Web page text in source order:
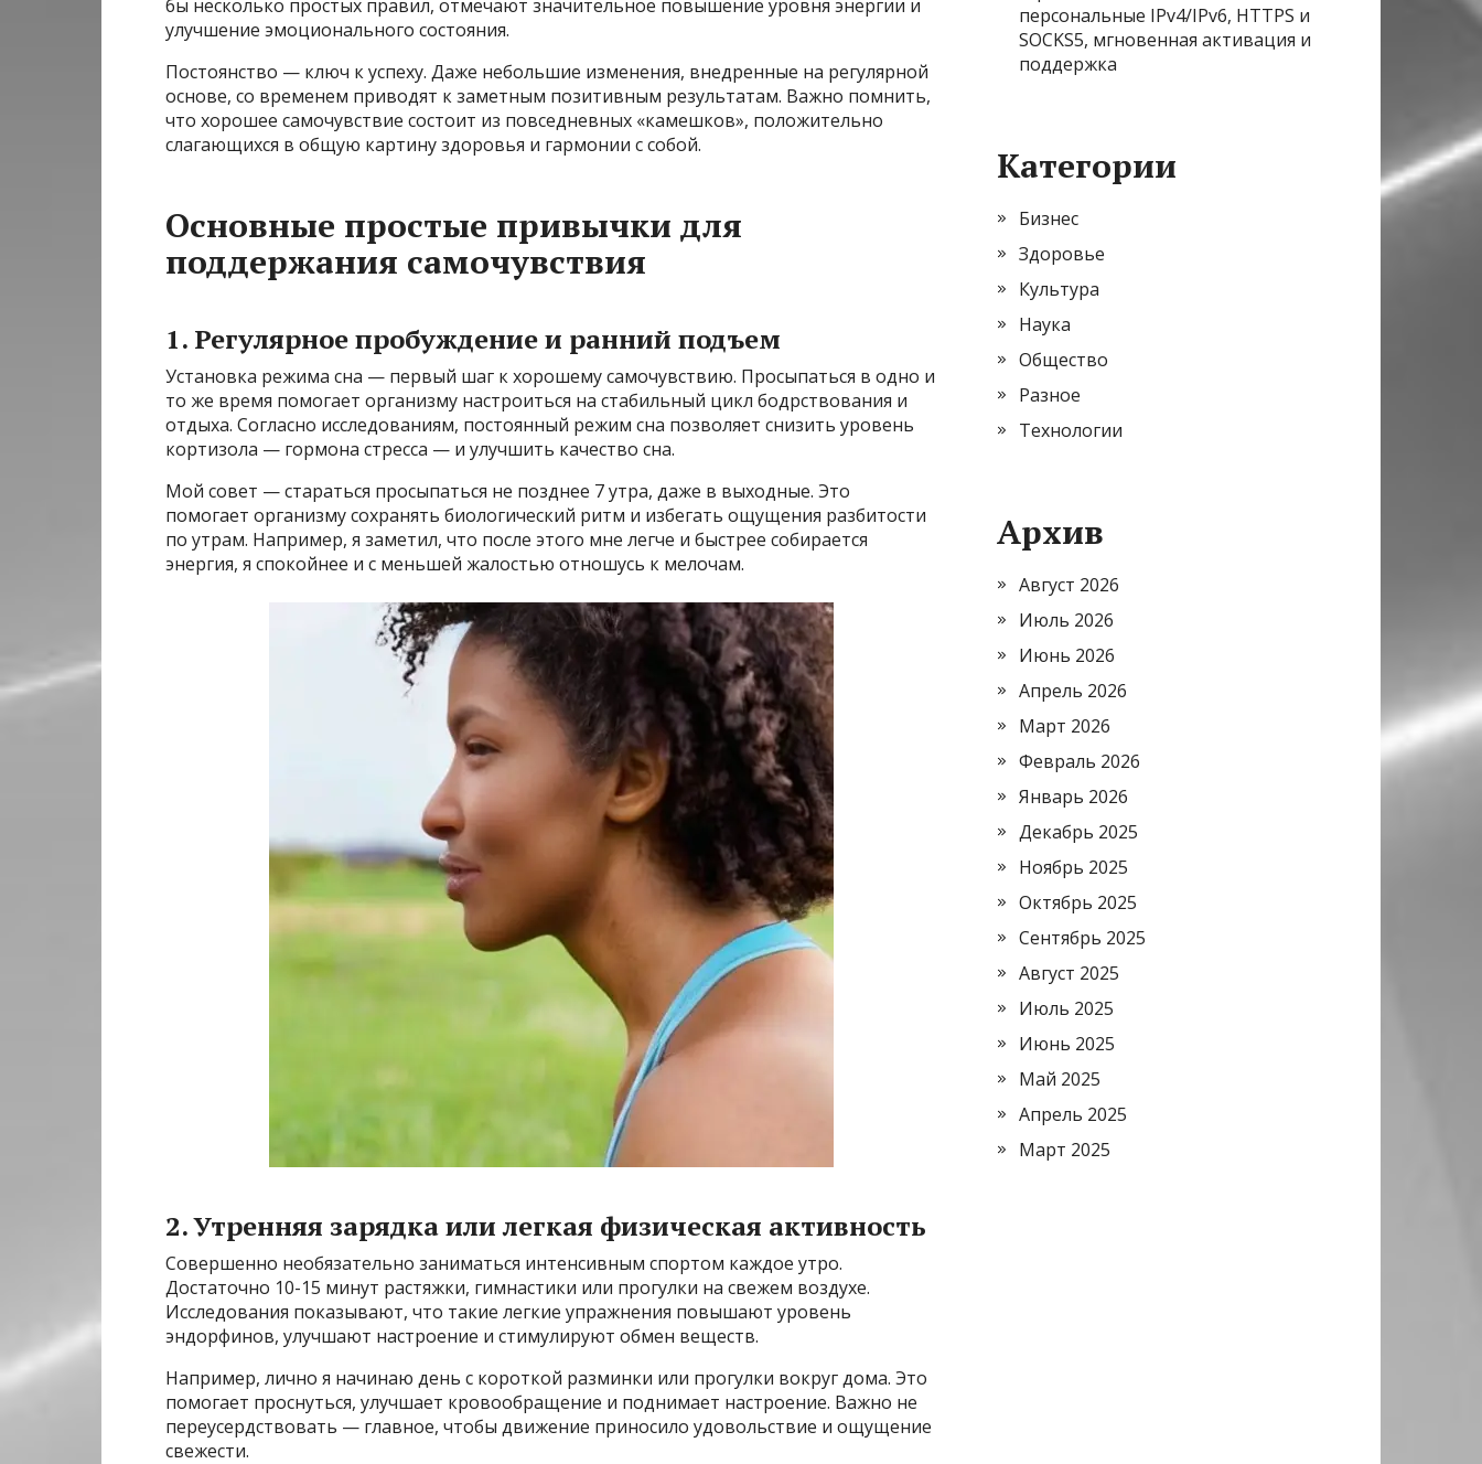
бы несколько простых правил, отмечают значительное повышение уровня энергии и
улучшение эмоционального состояния.
Постоянство — ключ к успеху. Даже небольшие изменения, внедренные на регулярной
основе, со временем приводят к заметным позитивным результатам. Важно помнить,
что хорошее самочувствие состоит из повседневных «камешков», положительно
слагающихся в общую картину здоровья и гармонии с собой.
Основные простые привычки для
поддержания самочувствия
1. Регулярное пробуждение и ранний подъем
Установка режима сна — первый шаг к хорошему самочувствию. Просыпаться в одно и
то же время помогает организму настроиться на стабильный цикл бодрствования и
отдыха. Согласно исследованиям, постоянный режим сна позволяет снизить уровень
кортизола — гормона стресса — и улучшить качество сна.
Мой совет — стараться просыпаться не позднее 7 утра, даже в выходные. Это
помогает организму сохранять биологический ритм и избегать ощущения разбитости
по утрам. Например, я заметил, что после этого мне легче и быстрее собирается
энергия, я спокойнее и с меньшей жалостью отношусь к мелочам.
2. Утренняя зарядка или легкая физическая активность
Совершенно необязательно заниматься интенсивным спортом каждое утро.
Достаточно 10-15 минут растяжки, гимнастики или прогулки на свежем воздухе.
Исследования показывают, что такие легкие упражнения повышают уровень
эндорфинов, улучшают настроение и стимулируют обмен веществ.
Например, лично я начинаю день с короткой разминки или прогулки вокруг дома. Это
помогает проснуться, улучшает кровообращение и поднимает настроение. Важно не
переусердствовать — главное, чтобы движение приносило удовольствие и ощущение
свежести.
персональные IPv4/IPv6, HTTPS и
SOCKS5, мгновенная активация и
поддержка
Категории
Бизнес
Здоровье
Культура
Наука
Общество
Разное
Технологии
Архив
Август 2026
Июль 2026
Июнь 2026
Апрель 2026
Март 2026
Февраль 2026
Январь 2026
Декабрь 2025
Ноябрь 2025
Октябрь 2025
Сентябрь 2025
Август 2025
Июль 2025
Июнь 2025
Май 2025
Апрель 2025
Март 2025